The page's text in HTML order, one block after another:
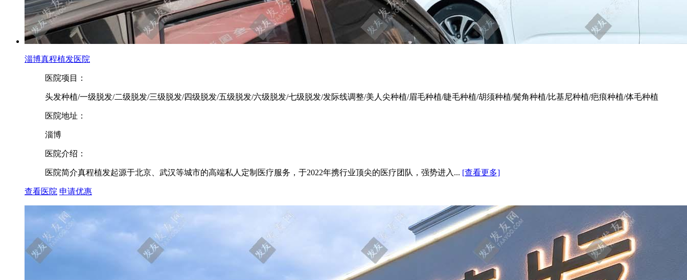
淄博真程植发医院
医院项目：
头发种植/一级脱发/二级脱发/三级脱发/四级脱发/五级脱发/六级脱发/七级脱发/发际线调整/美人尖种植/眉毛种植/睫毛种植/胡须种植/鬓角种植/比基尼种植/疤痕种植/体毛种植
医院地址：
淄博
医院介绍：
医院简介真程植发起源于北京、武汉等城市的高端私人定制医疗服务，于2022年携行业顶尖的医疗团队，强势进入... [查看更多]
查看医院 申请优惠